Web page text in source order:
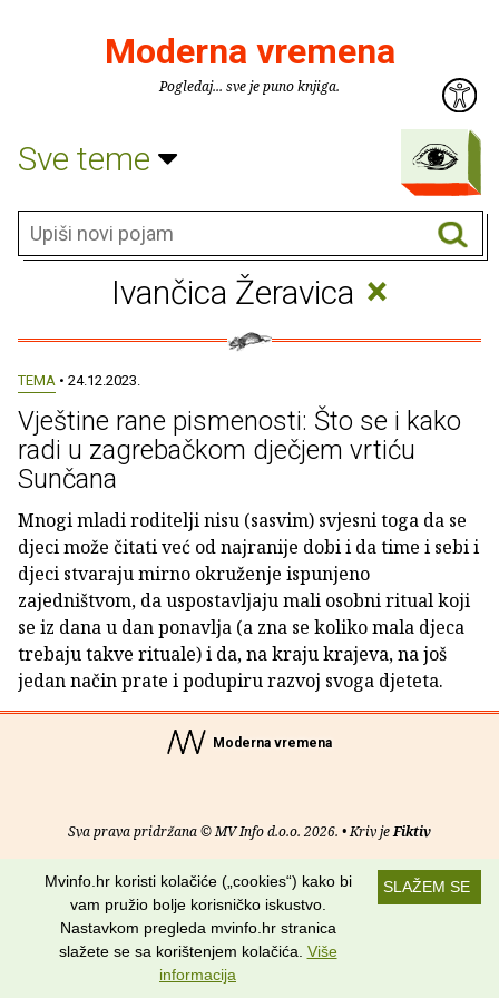
Moderna vremena
Pogledaj... sve je puno knjiga.
Sve teme
Ivančica Žeravica ×
TEMA • 24.12.2023.
Vještine rane pismenosti: Što se i kako
radi u zagrebačkom dječjem vrtiću
Sunčana
Mnogi mladi roditelji nisu (sasvim) svjesni toga da se
djeci može čitati već od najranije dobi i da time i sebi i
djeci stvaraju mirno okruženje ispunjeno
zajedništvom, da uspostavljaju mali osobni ritual koji
se iz dana u dan ponavlja (a zna se koliko mala djeca
trebaju takve rituale) i da, na kraju krajeva, na još
jedan način prate i podupiru razvoj svoga djeteta.
Moderna vremena
Sva prava pridržana © MV Info d.o.o. 2026. • Kriv jeFiktiv
O nama • Pomoć• Uvjeti korištenja• RSS kanali
SLAŽEM SE
Mvinfo.hr koristi kolačiće („cookies“) kako bi
vam pružio bolje korisničko iskustvo.
Nastavkom pregleda mvinfo.hr stranica
slažete se sa korištenjem kolačića. Više
informacija